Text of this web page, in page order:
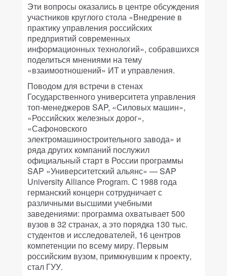
Эти вопросы оказались в центре обсуждения
участников круглого стола «Внедрение в
практику управления российских
предприятий современных
информационных технологий», собравшихся
поделиться мнениями на тему
«взаимоотношений» ИТ и управления.
Поводом для встречи в стенах
Государственного университета управления
топ-менеджеров SAP, «Силовых машин»,
«Российских железных дорог»,
«Сафоновского
электромашиностроительного завода» и
ряда других компаний послужил
официальный старт в России программы
SAP «Университетский альянс» — SAP
University Alliance Program. С 1988 года
германский концерн сотрудничает с
различными высшими учебными
заведениями: программа охватывает 500
вузов в 32 странах, а это порядка 130 тыс.
студентов и исследователей, 16 центров
компетенции по всему миру. Первым
российским вузом, примкнувшим к проекту,
стал ГУУ.